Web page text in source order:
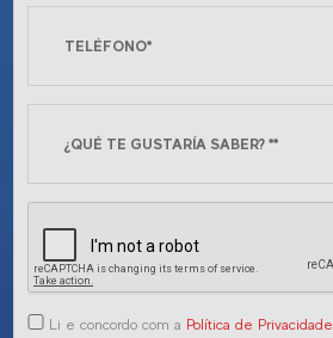
Li e concordo com a Política de Privacidade